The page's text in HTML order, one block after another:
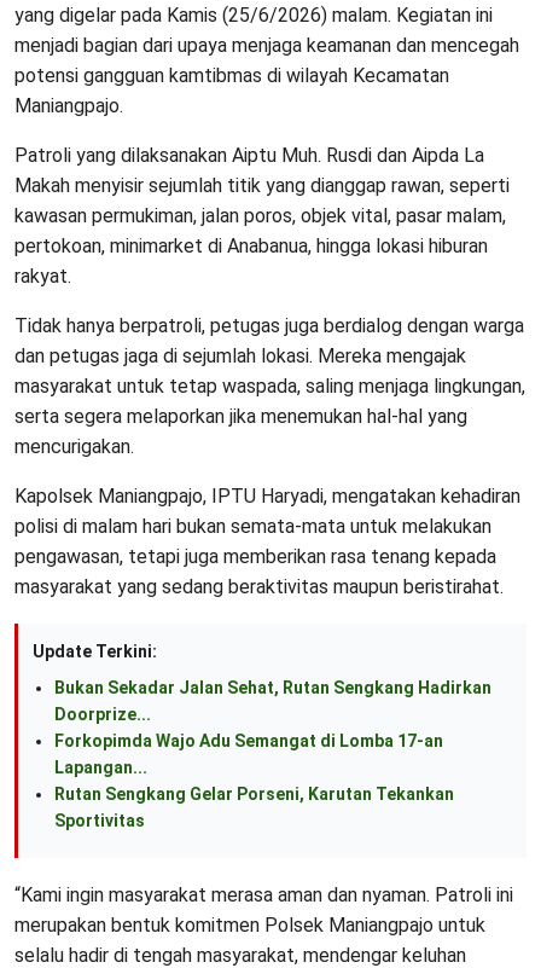
yang digelar pada Kamis (25/6/2026) malam. Kegiatan ini
menjadi bagian dari upaya menjaga keamanan dan mencegah
potensi gangguan kamtibmas di wilayah Kecamatan
Maniangpajo.
Patroli yang dilaksanakan Aiptu Muh. Rusdi dan Aipda La
Makah menyisir sejumlah titik yang dianggap rawan, seperti
kawasan permukiman, jalan poros, objek vital, pasar malam,
pertokoan, minimarket di Anabanua, hingga lokasi hiburan
rakyat.
Tidak hanya berpatroli, petugas juga berdialog dengan warga
dan petugas jaga di sejumlah lokasi. Mereka mengajak
masyarakat untuk tetap waspada, saling menjaga lingkungan,
serta segera melaporkan jika menemukan hal-hal yang
mencurigakan.
Kapolsek Maniangpajo, IPTU Haryadi, mengatakan kehadiran
polisi di malam hari bukan semata-mata untuk melakukan
pengawasan, tetapi juga memberikan rasa tenang kepada
masyarakat yang sedang beraktivitas maupun beristirahat.
Update Terkini:
Bukan Sekadar Jalan Sehat, Rutan Sengkang Hadirkan
Doorprize...
Forkopimda Wajo Adu Semangat di Lomba 17-an
Lapangan...
Rutan Sengkang Gelar Porseni, Karutan Tekankan
Sportivitas
“Kami ingin masyarakat merasa aman dan nyaman. Patroli ini
merupakan bentuk komitmen Polsek Maniangpajo untuk
selalu hadir di tengah masyarakat, mendengar keluhan